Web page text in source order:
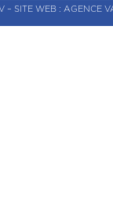
– SITE WEB : AGENCE